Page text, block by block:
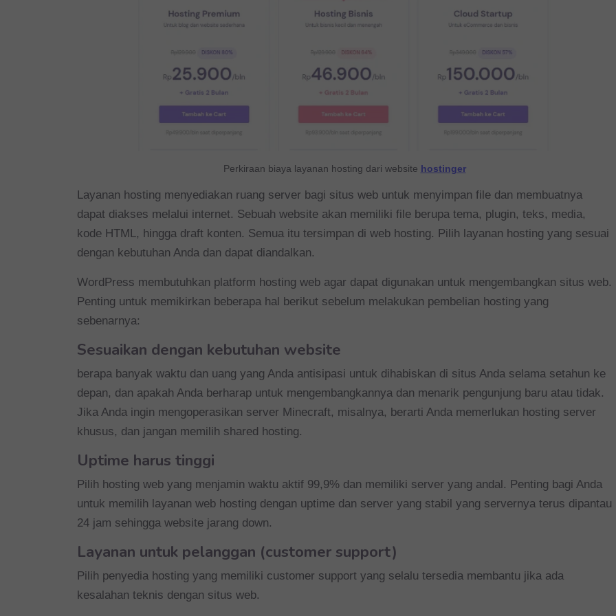
Perkiraan biaya layanan hosting dari website hostinger
Layanan hosting menyediakan ruang server bagi situs web untuk menyimpan file dan membuatnya
dapat diakses melalui internet. Sebuah website akan memiliki file berupa tema, plugin, teks, media,
kode HTML, hingga draft konten. Semua itu tersimpan di web hosting. Pilih layanan hosting yang sesuai
dengan kebutuhan Anda dan dapat diandalkan.
WordPress membutuhkan platform hosting web agar dapat digunakan untuk mengembangkan situs web.
Penting untuk memikirkan beberapa hal berikut sebelum melakukan pembelian hosting yang
sebenarnya:
Sesuaikan dengan kebutuhan website
berapa banyak waktu dan uang yang Anda antisipasi untuk dihabiskan di situs Anda selama setahun ke
depan, dan apakah Anda berharap untuk mengembangkannya dan menarik pengunjung baru atau tidak.
Jika Anda ingin mengoperasikan server Minecraft, misalnya, berarti Anda memerlukan hosting server
khusus, dan jangan memilih shared hosting.
Uptime harus tinggi
Pilih hosting web yang menjamin waktu aktif 99,9% dan memiliki server yang andal. Penting bagi Anda
untuk memilih layanan web hosting dengan uptime dan server yang stabil yang servernya terus dipantau
24 jam sehingga website jarang down.
Layanan untuk pelanggan (customer support)
Pilih penyedia hosting yang memiliki customer support yang selalu tersedia membantu jika ada
kesalahan teknis dengan situs web.